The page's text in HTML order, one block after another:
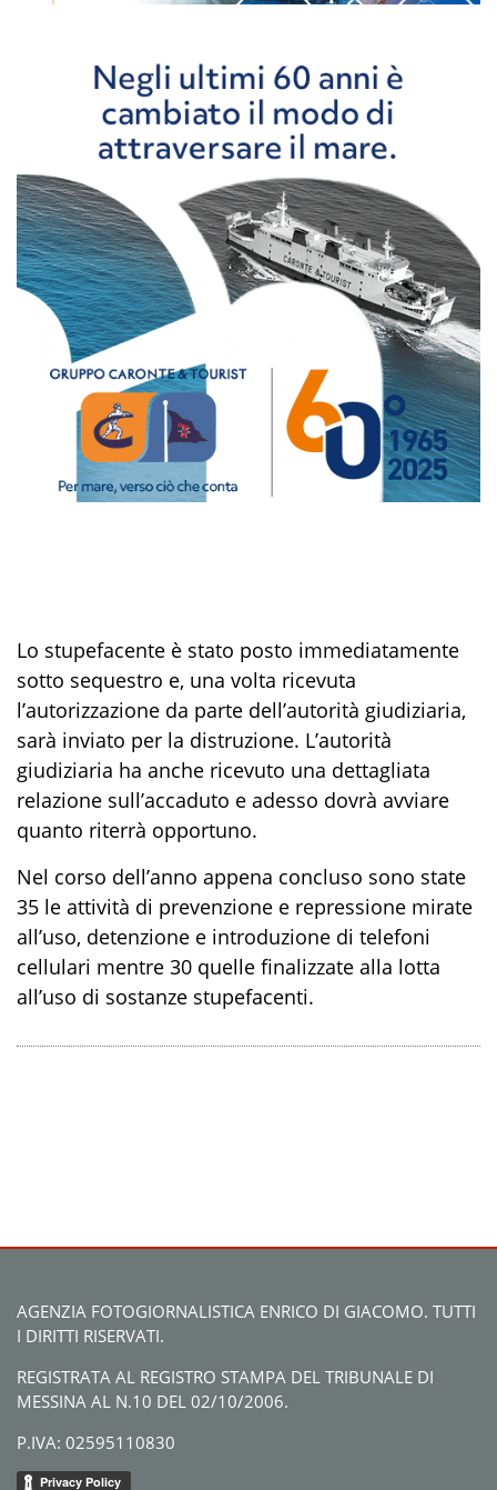
Lo stupefacente è stato posto immediatamente
sotto sequestro e, una volta ricevuta
l’autorizzazione da parte dell’autorità giudiziaria,
sarà inviato per la distruzione. L’autorità
giudiziaria ha anche ricevuto una dettagliata
relazione sull’accaduto e adesso dovrà avviare
quanto riterrà opportuno.
Nel corso dell’anno appena concluso sono state
35 le attività di prevenzione e repressione mirate
all’uso, detenzione e introduzione di telefoni
cellulari mentre 30 quelle finalizzate alla lotta
all’uso di sostanze stupefacenti.
AGENZIA FOTOGIORNALISTICA ENRICO DI GIACOMO. TUTTI
I DIRITTI RISERVATI.
REGISTRATA AL REGISTRO STAMPA DEL TRIBUNALE DI
MESSINA AL N.10 DEL 02/10/2006.
P.IVA: 02595110830